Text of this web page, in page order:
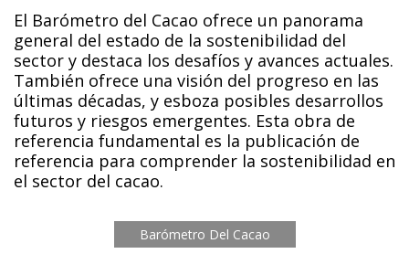
El Barómetro del Cacao ofrece un panorama
general del estado de la sostenibilidad del
sector y destaca los desafíos y avances actuales.
También ofrece una visión del progreso en las
últimas décadas, y esboza posibles desarrollos
futuros y riesgos emergentes. Esta obra de
referencia fundamental es la publicación de
referencia para comprender la sostenibilidad en
el sector del cacao.
Barómetro Del Cacao